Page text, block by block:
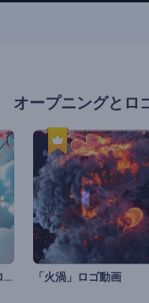
オープニングとロ
ブルーミー春節イントロ動画 「火渦」ロゴ動画